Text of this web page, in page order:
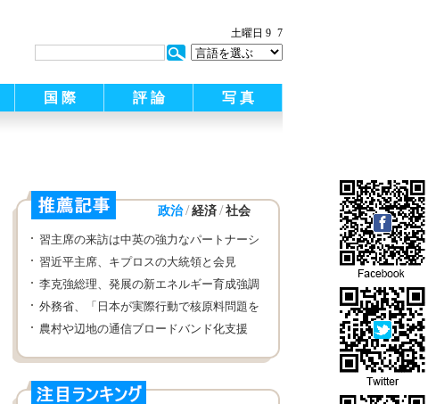
土曜日 9 7
国 際 評 論 写 真
政治 / 経済 / 社会
習主席の来訪は中英の強力なパートナーシ
ップを一層増進させる—イギリスのブレア
元首相を特別取材
習近平主席、キプロスの大統領と会見
李克強総理、発展の新エネルギー育成強調
外務省、「日本が実際行動で核原料問題を
解決すべき」
農村や辺地の通信ブロードバンド化支援